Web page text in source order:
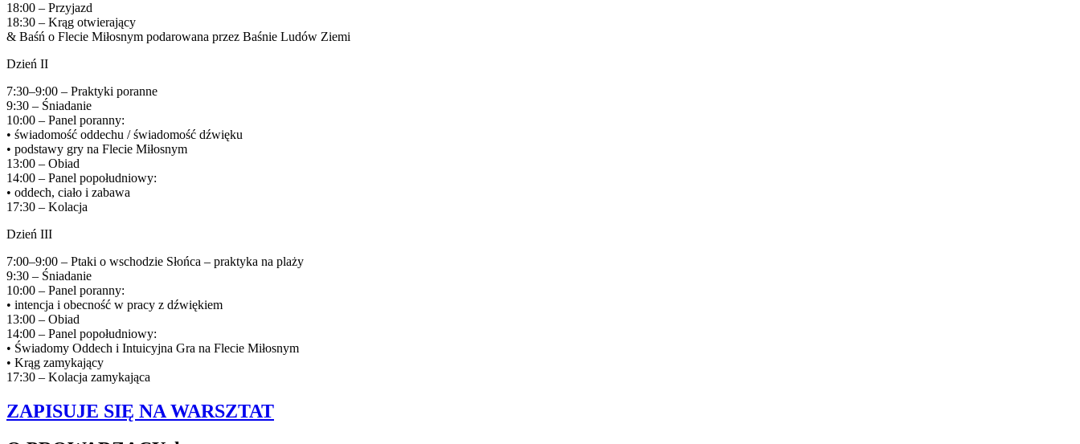
18:00 – Przyjazd
18:30 – Krąg otwierający
& Baśń o Flecie Miłosnym podarowana przez Baśnie Ludów Ziemi
Dzień II
7:30–9:00 – Praktyki poranne
9:30 – Śniadanie
10:00 – Panel poranny:
• świadomość oddechu / świadomość dźwięku
• podstawy gry na Flecie Miłosnym
13:00 – Obiad
14:00 – Panel popołudniowy:
• oddech, ciało i zabawa
17:30 – Kolacja
Dzień III
7:00–9:00 – Ptaki o wschodzie Słońca – praktyka na plaży
9:30 – Śniadanie
10:00 – Panel poranny:
• intencja i obecność w pracy z dźwiękiem
13:00 – Obiad
14:00 – Panel popołudniowy:
• Świadomy Oddech i Intuicyjna Gra na Flecie Miłosnym
• Krąg zamykający
17:30 – Kolacja zamykająca
ZAPISUJE SIĘ NA WARSZTAT